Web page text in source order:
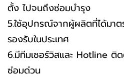
ตั้ง ไปจนถึงซ่อมบำรุง
5.ใช้อุปกรณ์จากผู้ผลิตที่ได้มาต
รองรับในประเทศ
6.มีทีมเซอร์วิสและ Hotline ติ
ซ่อมด่วน